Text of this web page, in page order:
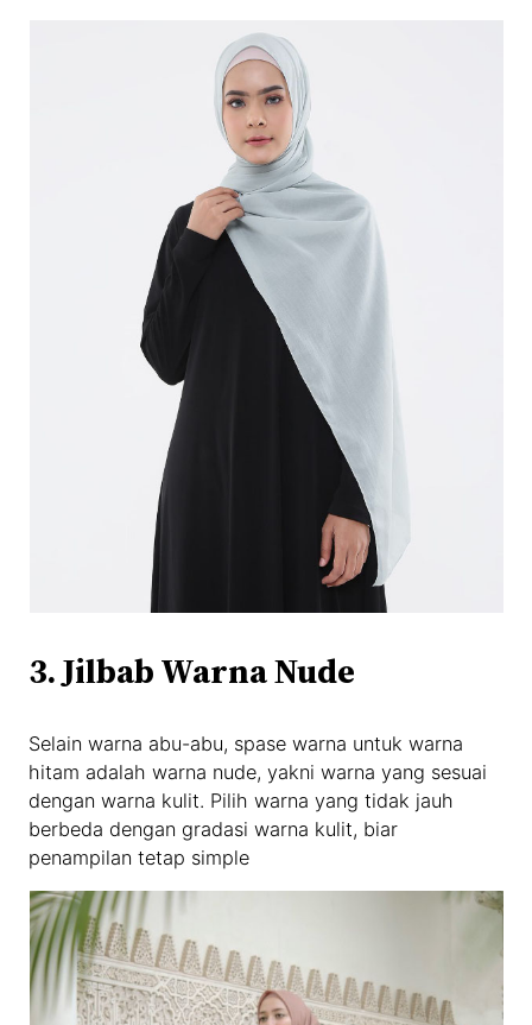
3.Jilbab Warna Nude
Selain warna abu-abu, spase warna untuk warna
hitam adalah warna nude, yakni warna yang sesuai
dengan warna kulit. Pilih warna yang tidak jauh
berbeda dengan gradasi warna kulit, biar
penampilan tetap simple